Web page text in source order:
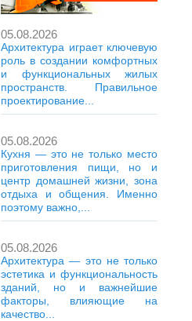
05.08.2026
Архитектура играет ключевую
роль в создании комфортных
и функциональных жилых
пространств. Правильное
проектирование...
05.08.2026
Кухня — это не только место
приготовления пищи, но и
центр домашней жизни, зона
отдыха и общения. Именно
поэтому важно,...
05.08.2026
Архитектура — это не только
эстетика и функциональность
зданий, но и важнейшие
факторы, влияющие на
качество...